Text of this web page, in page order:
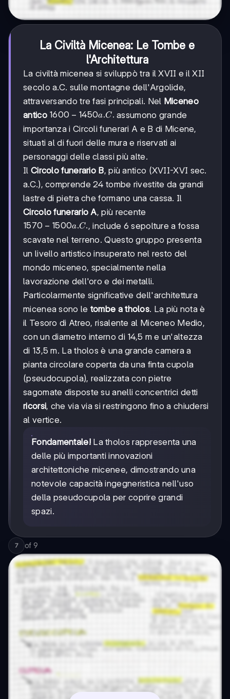
La Civiltà Micenea: Le Tombe e
l'Architettura
La civiltà micenea si sviluppò tra il XVII e il XII
secolo a.C. sulle montagne dell'Argolide,
attraversando tre fasi principali. Nel Miceneo
antico 1600-
1450
a.C.
1600 − 1450a.C. assumono grande
importanza i Circoli funerari A e B di Micene,
situati al di fuori delle mura e riservati ai
personaggi delle classi più alte.
Il Circolo funerario B, più antico (XVII-XVI sec.
a.C.), comprende 24 tombe rivestite da grandi
lastre di pietra che formano una cassa. Il
Circolo funerario A, più recente
1570-
1500
a.C.
1570 − 1500a.C., include 6 sepolture a fossa
scavate nel terreno. Questo gruppo presenta
un livello artistico insuperato nel resto del
mondo miceneo, specialmente nella
lavorazione dell'oro e dei metalli.
Particolarmente significative dell'architettura
micenea sono le tombe a tholos. La più nota è
il Tesoro di Atreo, risalente al Miceneo Medio,
con un diametro interno di 14,5 m e un'altezza
di 13,5 m. La tholos è una grande camera a
pianta circolare coperta da una finta cupola
(pseudocupola), realizzata con pietre
sagomate disposte su anelli concentrici detti
ricorsi, che via via si restringono fino a chiudersi
al vertice.
Fondamentale!La tholos rappresenta una
delle più importanti innovazioni
architettoniche micenee, dimostrando una
notevole capacità ingegneristica nell'uso
della pseudocupola per coprire grandi
spazi.
7 of 9